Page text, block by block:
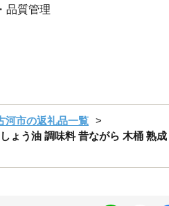
品質管理
河市の返礼品一覧
ょう油 調味料 昔ながら 木桶 熟